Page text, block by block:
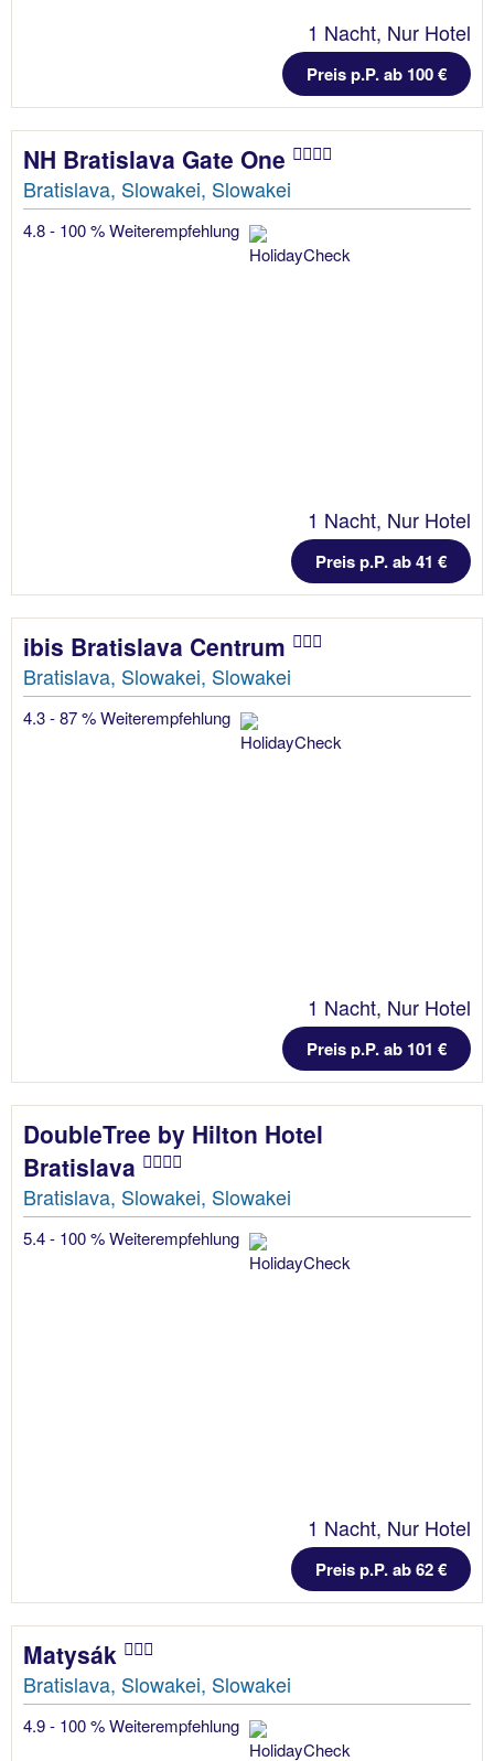
1 Nacht, Nur Hotel
Preis p.P. ab 100 €
NH Bratislava Gate One
Bratislava, Slowakei, Slowakei
4.8 - 100 % Weiterempfehlung
1 Nacht, Nur Hotel
Preis p.P. ab 41 €
ibis Bratislava Centrum
Bratislava, Slowakei, Slowakei
4.3 - 87 % Weiterempfehlung
1 Nacht, Nur Hotel
Preis p.P. ab 101 €
DoubleTree by Hilton Hotel
Bratislava
Bratislava, Slowakei, Slowakei
5.4 - 100 % Weiterempfehlung
1 Nacht, Nur Hotel
Preis p.P. ab 62 €
Matysák
Bratislava, Slowakei, Slowakei
4.9 - 100 % Weiterempfehlung